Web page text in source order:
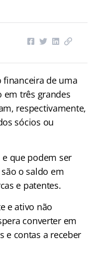
financeira de uma
em três grandes
respectivamente,
sócios ou
que podem ser
o saldo em
e patentes.
e ativo não
converter em
e contas a receber